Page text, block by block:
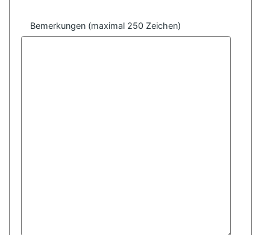
Bemerkungen (maximal 250 Zeichen)